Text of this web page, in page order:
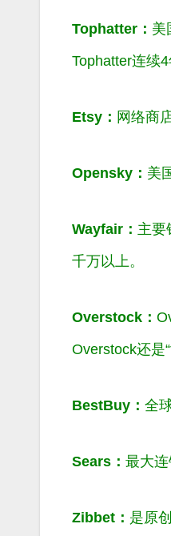
Tophatter： 美
Tophatter连续4
Etsy： 网络商
Opensky： 美
Wayfair： 主要
千万以上。
Overstock：
Overstock还是
BestBuy： 全
Sears： 最大连
Zibbet： 是原